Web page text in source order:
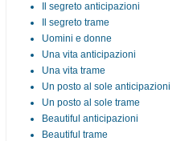
Il segreto anticipazioni
Il segreto trame
Uomini e donne
Una vita anticipazioni
Una vita trame
Un posto al sole anticipazioni
Un posto al sole trame
Beautiful anticipazioni
Beautiful trame